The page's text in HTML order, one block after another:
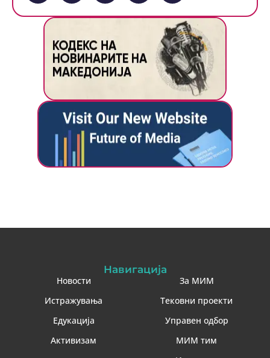
Навигација
Новости
Истражувања
Едукација
Активизам
За МИМ
Тековни проекти
Управен одбор
МИМ тим